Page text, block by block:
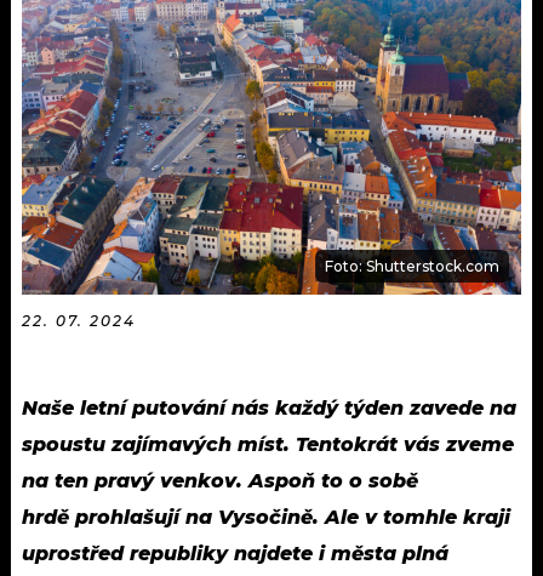
VIP
TRENDY
KULTURA
MIX
OSTATNÍ
JAK NALADIT
Foto: Shutterstock.com
22. 07. 2024
Naše letní putování nás každý týden zavede na
spoustu zajímavých míst. Tentokrát vás zveme
na ten pravý venkov. Aspoň to o sobě
hrdě prohlašují na Vysočině. Ale v tomhle kraji
uprostřed republiky najdete i města plná